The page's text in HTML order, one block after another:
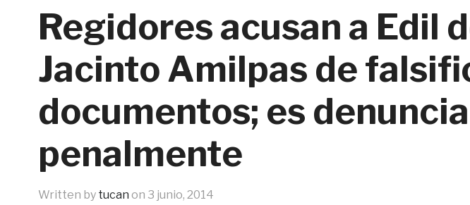
Regidores acusan a Edil
Jacinto Amilpas de
documentos; es
penalmente
Written by tucan on 3 junio, 2014